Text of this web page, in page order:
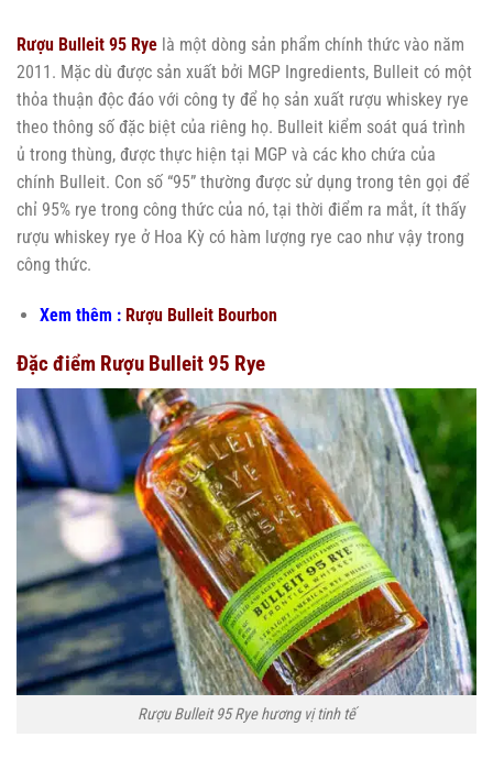
Rượu Bulleit 95 Rye là một dòng sản phẩm chính thức vào năm
2011. Mặc dù được sản xuất bởi MGP Ingredients, Bulleit có một
thỏa thuận độc đáo với công ty để họ sản xuất rượu whiskey rye
theo thông số đặc biệt của riêng họ. Bulleit kiểm soát quá trình
ủ trong thùng, được thực hiện tại MGP và các kho chứa của
chính Bulleit. Con số “95” thường được sử dụng trong tên gọi để
chỉ 95% rye trong công thức của nó, tại thời điểm ra mắt, ít thấy
rượu whiskey rye ở Hoa Kỳ có hàm lượng rye cao như vậy trong
công thức.
Xem thêm : Rượu Bulleit Bourbon
Đặc điểm Rượu Bulleit 95 Rye
Rượu Bulleit 95 Rye hương vị tinh tế